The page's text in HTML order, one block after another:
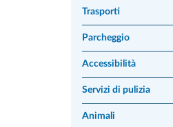
Trasporti
Parcheggio
Accessibilità
Servizi di pulizia
Animali